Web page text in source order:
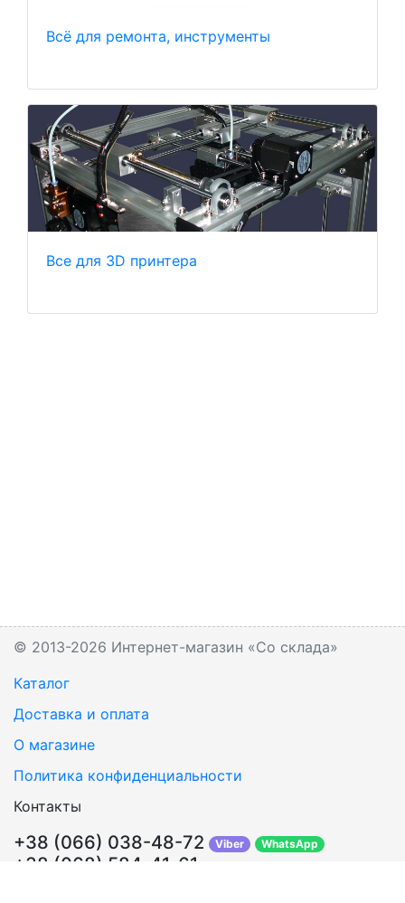
Всё для ремонта, инструменты
Все для 3D принтера
© 2013-2026 Интернет-магазин «Со склада»
Каталог
Доставка и оплата
О магазине
Политика конфиденциальности
Контакты
+38 (066) 038-48-72 Viber WhatsApp
+38 (068) 584-41-61